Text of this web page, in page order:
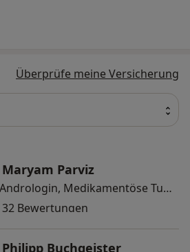
Überprüfe meine Versicherung
Maryam Parviz
Urologin, Andrologin, Medikamentöse Tumortherapie
32 Bewertungen
Philipp Buchgeister